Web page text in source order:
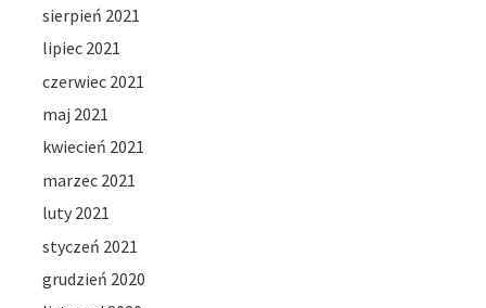
sierpień 2021
lipiec 2021
czerwiec 2021
maj 2021
kwiecień 2021
marzec 2021
luty 2021
styczeń 2021
grudzień 2020